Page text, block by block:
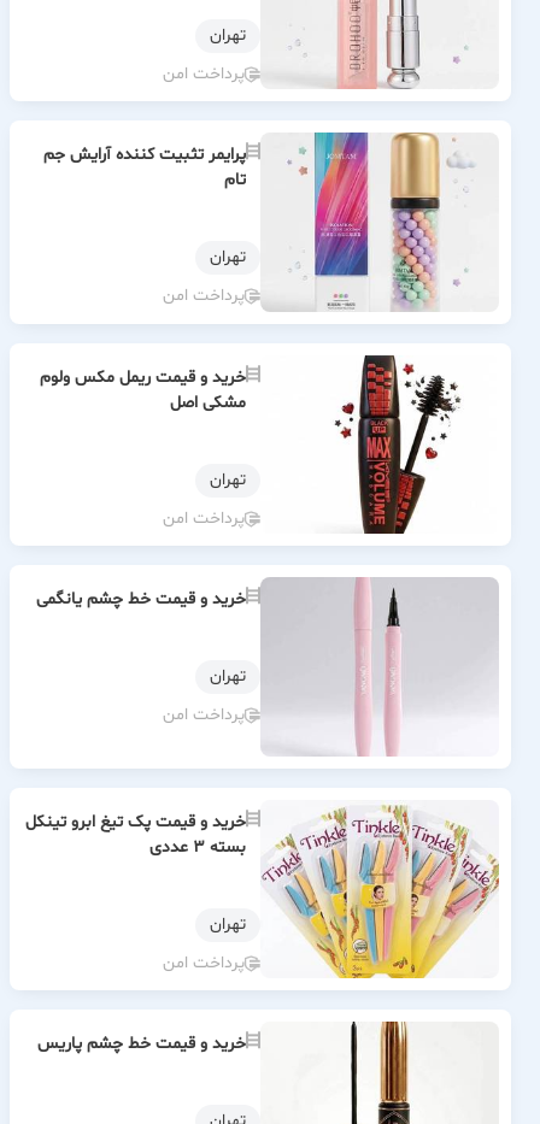
تهران
پرداخت امن
پرایمر تثبیت کننده آرایش جم
تام
تهران
پرداخت امن
خرید و قیمت ریمل مکس ولوم
مشکی اصل
تهران
پرداخت امن
خرید و قیمت خط چشم یانگمی
تهران
پرداخت امن
خرید و قیمت پک تیغ ابرو تینکل
بسته ۳ عددی
تهران
پرداخت امن
خرید و قیمت خط چشم پاریس